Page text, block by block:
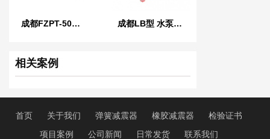
成都FZPT-50型浮筑平台橡胶隔振隔声垫 成都LB型 水泵惯性基座
相关案例
首页 关于我们 弹簧减震器 橡胶减震器
检验证书
项目案例
公司新闻 日常发货 联系我们